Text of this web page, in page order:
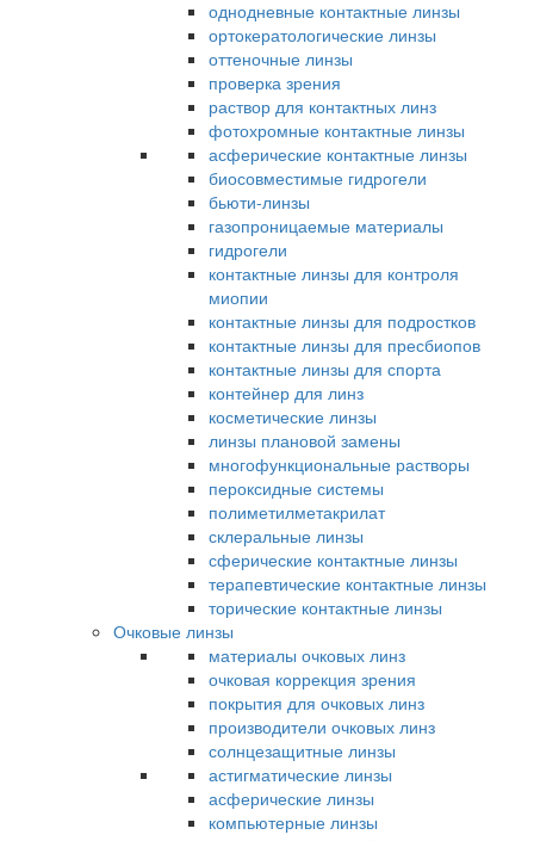
однодневные контактные линзы
ортокератологические линзы
оттеночные линзы
проверка зрения
раствор для контактных линз
фотохромные контактные линзы
асферические контактные линзы
биосовместимые гидрогели
бьюти-линзы
газопроницаемые материалы
гидрогели
контактные линзы для контроля
миопии
контактные линзы для подростков
контактные линзы для пресбиопов
контактные линзы для спорта
контейнер для линз
косметические линзы
линзы плановой замены
многофункциональные растворы
пероксидные системы
полиметилметакрилат
склеральные линзы
сферические контактные линзы
терапевтические контактные линзы
торические контактные линзы
Очковые линзы
материалы очковых линз
очковая коррекция зрения
покрытия для очковых линз
производители очковых линз
солнцезащитные линзы
астигматические линзы
асферические линзы
компьютерные линзы